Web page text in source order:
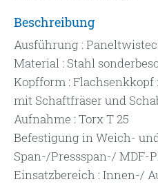
Beschreibung
Ausführung : Paneltwistec
Material : Stahl
Kopfform :
mit Schaftfräser und
Aufnahme : Torx T 25
Befestigung in Weich-
Span-/Pressspan-/ MDF-
Einsatzbereich : Innen-/